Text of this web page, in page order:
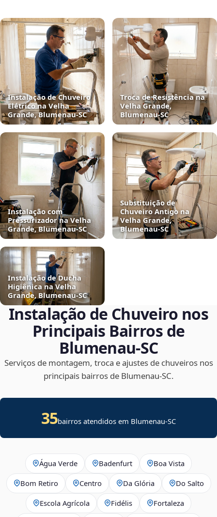
Instalação de Chuveiro
Elétrico na Velha
Grande, Blumenau‑SC
Troca de Resistência na
Velha Grande,
Blumenau‑SC
Instalação com
Pressurizador na Velha
Grande, Blumenau‑SC
Substituição de
Chuveiro Antigo na
Velha Grande,
Blumenau‑SC
Instalação de Ducha
Higiênica na Velha
Grande, Blumenau‑SC
Instalação de Chuveiro nos
Principais Bairros de
Blumenau‑SC
Serviços de montagem, troca e ajustes de chuveiros nos
principais bairros de Blumenau‑SC.
35bairros atendidos em Blumenau-SC
Água Verde Badenfurt Boa Vista
Bom Retiro Centro Da Glória Do Salto
Escola Agrícola Fidélis Fortaleza